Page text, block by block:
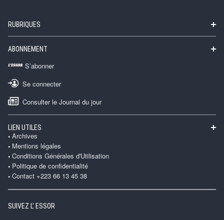
RUBRIQUES
ABONNEMENT
S’abonner
Se connecter
Consulter le Journal du jour
LIEN UTILES
Archives
Mentions légales
Conditions Générales d'Utilisation
Politique de confidentialité
Contact +223 66 13 45 38
SUIVEZ L' ESSOR